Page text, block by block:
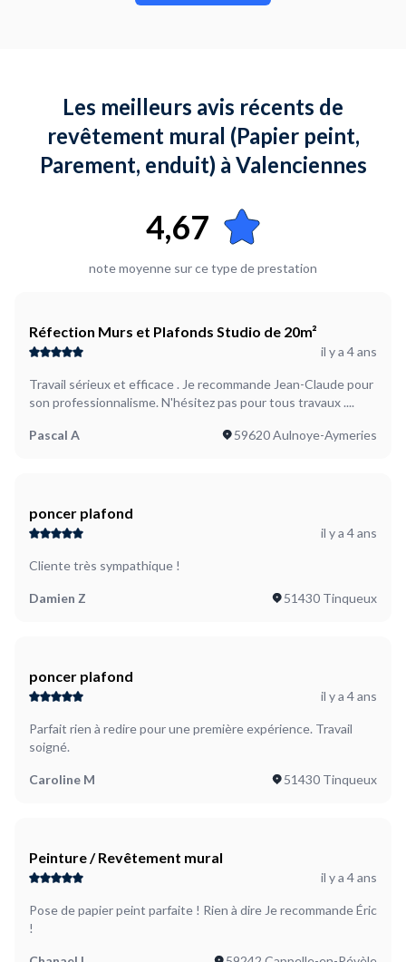
Les meilleurs avis récents de
revêtement mural (Papier peint,
Parement, enduit) à Valenciennes
4,67
note moyenne sur ce type de prestation
Réfection Murs et Plafonds Studio de 20m²
il y a 4 ans
Travail sérieux et efficace . Je recommande Jean-Claude pour
son professionnalisme. N'hésitez pas pour tous travaux ....
Pascal A 59620 Aulnoye-Aymeries
poncer plafond
il y a 4 ans
Cliente très sympathique !
Damien Z 51430 Tinqueux
poncer plafond
il y a 4 ans
Parfait rien à redire pour une première expérience. Travail
soigné.
Caroline M 51430 Tinqueux
Peinture / Revêtement mural
il y a 4 ans
Pose de papier peint parfaite ! Rien à dire Je recommande Éric
!